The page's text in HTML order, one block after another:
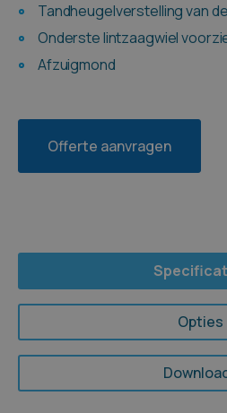
Tandheugelverstelling van
Onderste lintzaagwiel
Afzuigmond
Offerte aanvragen
Opties